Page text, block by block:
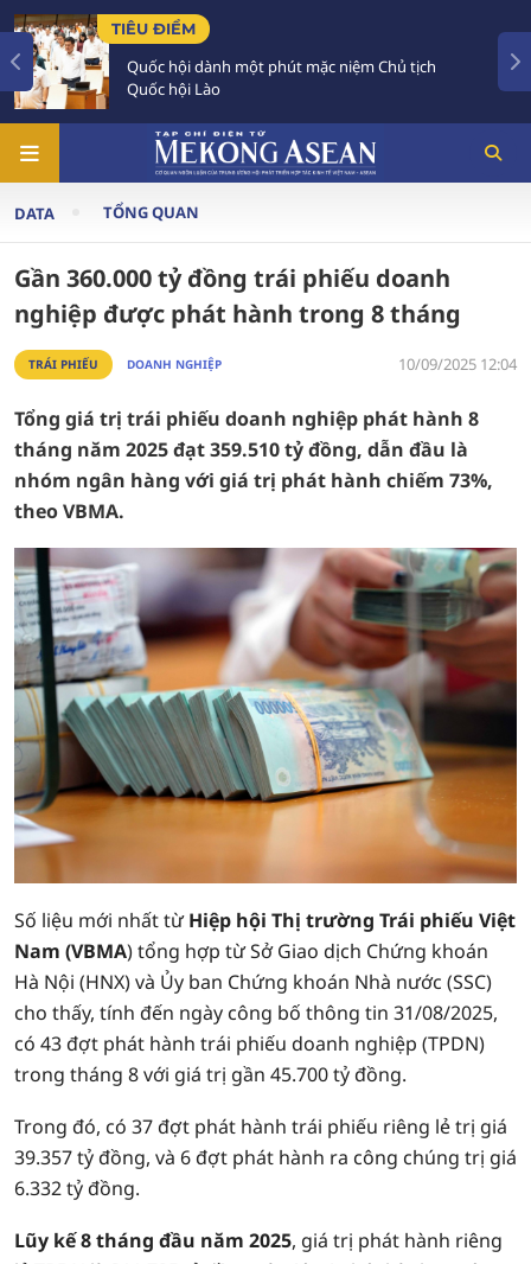
TIÊU ĐIỂM
Quốc hội dành một phút mặc niệm Chủ tịch
Quốc hội Lào
DATA TỔNG QUAN
Gần 360.000 tỷ đồng trái phiếu doanh
nghiệp được phát hành trong 8 tháng
TRÁI PHIẾU DOANH NGHIỆP 10/09/2025 12:04
Tổng giá trị trái phiếu doanh nghiệp phát hành 8
tháng năm 2025 đạt 359.510 tỷ đồng, dẫn đầu là
nhóm ngân hàng với giá trị phát hành chiếm 73%,
theo VBMA.
Số liệu mới nhất từHiệp hội Thị trường Trái phiếu Việt
Nam (VBMA) tổng hợp từ Sở Giao dịch Chứng khoán
Hà Nội (HNX) và Ủy ban Chứng khoán Nhà nước (SSC)
cho thấy, tính đến ngày công bố thông tin 31/08/2025,
có 43 đợt phát hành trái phiếu doanh nghiệp (TPDN)
trong tháng 8 với giá trị gần 45.700 tỷ đồng.
Trong đó, có 37 đợt phát hành trái phiếu riêng lẻ trị giá
39.357 tỷ đồng, và 6 đợt phát hành ra công chúng trị giá
6.332 tỷ đồng.
Lũy kế 8 tháng đầu năm 2025, giá trị phát hành riêng